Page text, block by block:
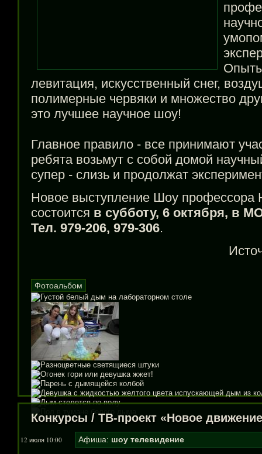
левитация, искусственный снег,
полимерные червяки и множество
это лучшее научное шоу!
Главное правило - все принимают
ребята возьмут с собой домой
супер - слизь и продолжат
Новое выступление Шоу профессора
состоится в субботу, 6 октября, в
Тел. 979-206, 979-306.
Фотоальбом
Конкурсы / ТВ-проект «Новое
12 июля 10:00 Афиша: шоу телевидение